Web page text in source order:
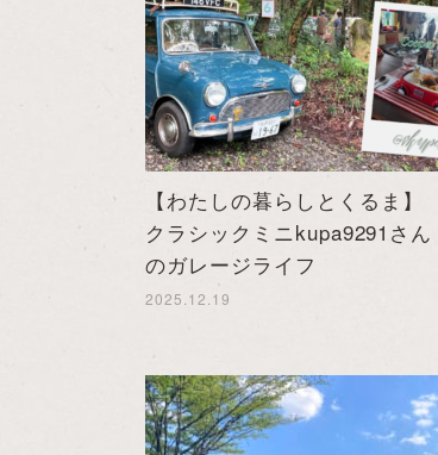
【わたしの暮らしとくるま】
クラシックミニkupa9291さん
のガレージライフ
2025.12.19